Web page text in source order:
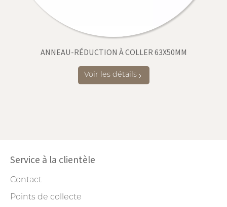
ANNEAU-RÉDUCTION À COLLER 63X50MM
Voir les détails
Service à la clientèle
Contact
Points de collecte